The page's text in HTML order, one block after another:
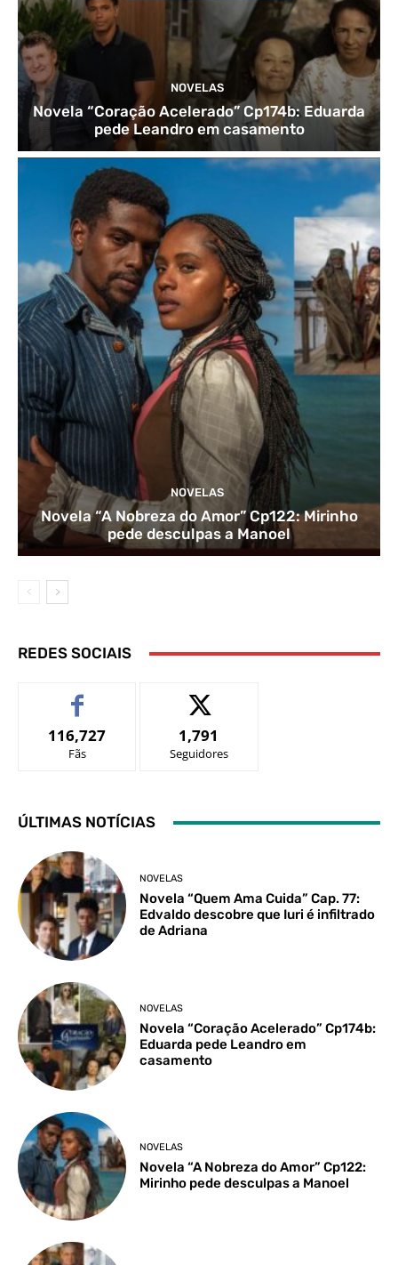
NOVELAS
Novela “Coração Acelerado” Cp174b: Eduarda
pede Leandro em casamento
NOVELAS
Novela “A Nobreza do Amor” Cp122: Mirinho
pede desculpas a Manoel
REDES SOCIAIS
116,727
Fãs
1,791
Seguidores
ÚLTIMAS NOTÍCIAS
NOVELAS
Novela “Quem Ama Cuida” Cap. 77:
Edvaldo descobre que Iuri é infiltrado
de Adriana
NOVELAS
Novela “Coração Acelerado” Cp174b:
Eduarda pede Leandro em
casamento
NOVELAS
Novela “A Nobreza do Amor” Cp122:
Mirinho pede desculpas a Manoel